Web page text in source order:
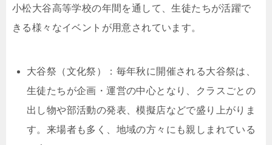
小松大谷高等学校の年間を通して、生徒たちが活躍で
きる様々なイベントが用意されています。
大谷祭（文化祭）：毎年秋に開催される大谷祭は、
生徒たちが企画・運営の中心となり、クラスごとの
出し物や部活動の発表、模擬店などで盛り上がりま
す。来場者も多く、地域の方々にも親しまれている